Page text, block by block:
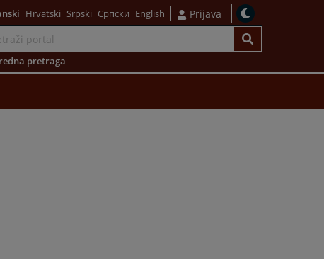
Hrvatski Srpski Српски English Prijava
pretraga